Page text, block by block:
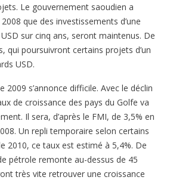
Le gouvernement saoudien a
que des investissements d’une
sur cinq ans, seront maintenus. De
qui poursuivront certains projets d’un
USD.
2009 s’annonce difficile. Avec le déclin
de croissance des pays du Golfe va
Il sera, d’après le FMI, de 3,5% en
Un repli temporaire selon certains
2010, ce taux est estimé à 5,4%. De
pétrole remonte au-dessus de 45
très vite retrouver une croissance